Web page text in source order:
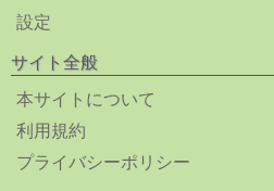
設定
サイト全般
本サイトについて
利用規約
プライバシーポリシー